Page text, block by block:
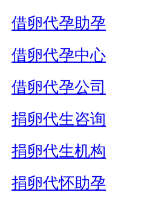
借卵代孕助孕
借卵代孕中心
借卵代孕公司
捐卵代生咨询
捐卵代生机构
捐卵代怀助孕